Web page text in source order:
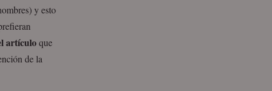
y esto
artículoque
de la